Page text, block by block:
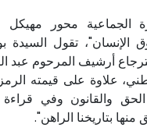
الجماعية محور
الإنسان"، تقول
أرشيف المرحوم عبد
علاوة على قيمته
والقانون وفي قراءة
بتاريخنا الراهن".